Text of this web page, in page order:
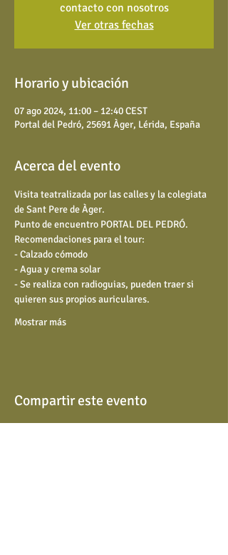
contacto con nosotros
Ver otras fechas
Horario y ubicación
07 ago 2024, 11:00 – 12:40 CEST
Portal del Pedró, 25691 Àger, Lérida, España
Acerca del evento
Visita teatralizada por las calles y la colegiata
de Sant Pere de Àger.
Punto de encuentro PORTAL DEL PEDRÓ.
Recomendaciones para el tour:
- Calzado cómodo
- Agua y crema solar
- Se realiza con radioguias, pueden traer si
quieren sus propios auriculares.
Mostrar más
Compartir este evento